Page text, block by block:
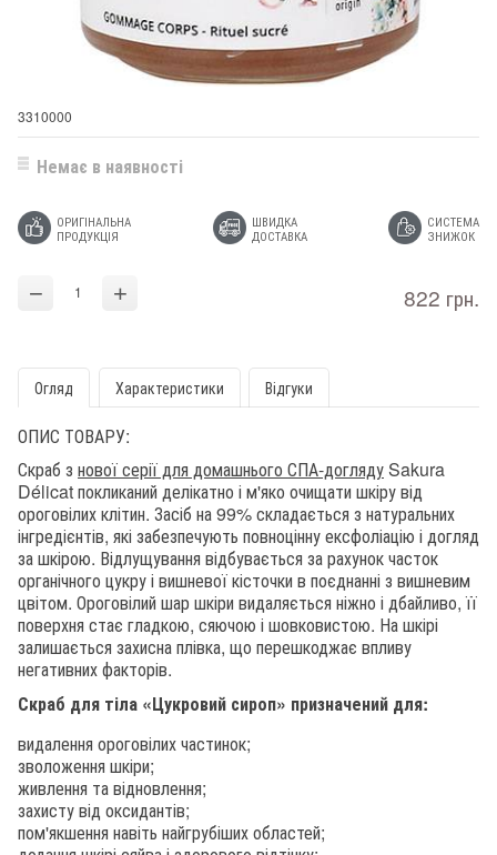
3310000
Немає в наявності
ОРИГІНАЛЬНА
ПРОДУКЦІЯ
ШВИДКА
ДОСТАВКА
СИСТЕМА
ЗНИЖОК
− + 822 грн.
Огляд Характеристики Відгуки
ОПИС ТОВАРУ:
Скраб з нової серії для домашнього СПА-доглядуSakura
Délicat покликаний делікатно і м'яко очищати шкіру від
ороговілих клітин. Засіб на 99% складається з натуральних
інгредієнтів, які забезпечують повноцінну ексфоліацію і догляд
за шкірою. Відлущування відбувається за рахунок часток
органічного цукру і вишневої кісточки в поєднанні з вишневим
цвітом. Ороговілий шар шкіри видаляється ніжно і дбайливо, її
поверхня стає гладкою, сяючою і шовковистою. На шкірі
залишається захисна плівка, що перешкоджає впливу
негативних факторів.
Скраб для тіла «Цукровий сироп» призначений для:
видалення ороговілих частинок;
зволоження шкіри;
живлення та відновлення;
захисту від оксидантів;
пом'якшення навіть найгрубіших областей;